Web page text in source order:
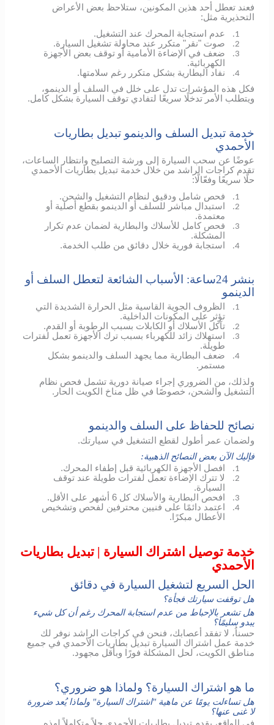
فعند تعطل أحد هذين المكونين، ستلاحظ بعض الأعراض
التحذيرية مثل:
1. عدم استجابة المحرك عند التشغيل.
2. صوت "نقر" متكرر عند محاولة تشغيل السيارة.
3.
ضعف في الإضاءة الأمامية أو توقف بعض الأجهزة
الكهربائية.
4.
نفاد البطارية بشكل متكرر رغم سلامتها.
فكل هذه المؤشرات تدل على خلل في السلف أو الدينمو،
ويتطلب الأمر تدخلًا سريعًا لتفادي توقف السيارة بشكل كامل.
خدمة تبديل السلف والدينمو تبديل بطاريات
الأحمدي
عوضًا عن سحب السيارة إلى ورشة التصليح وانتظار الساعات،
تقدم كراجات الراشد من خلال خدمة تبديل بطاريات الأحمدي
حلًا سريعًا وفعّالًا:
1. فحص شامل ودقيق لنظام التشغيل والشحن.
2.
استبدال مباشر للسلف أو الدينمو بقطع أصلية أو
معتمدة.
3.
فحص كامل للأسلاك والبطارية لضمان عدم تكرار
المشكلة.
4. استجابة فورية خلال دقائق من طلب الخدمة.
بنشر 24ساعة: الأسباب الشائعة لتعطل السلف أو
الدينمو
1.
الظروف الجوية القاسية مثل الحرارة الشديدة التي
تؤثر على المكونات الداخلية.
2. تآكل الأسلاك أو الكابلات بسبب الرطوبة أو القدم.
3.
استهلاك زائد للكهرباء بسبب ترك الأجهزة تعمل لفترات
طويلة.
4.
ضعف البطارية مما يجهد السلف والدينمو بشكل
مستمر.
ولذلك، من الضروري إجراء صيانة دورية تشمل فحص نظام
التشغيل والشحن، خصوصًا في ظل مناخ الكويت الحار.
نصائح للحفاظ على السلف والدينمو
ولضمان عمر أطول لقطع التشغيل في سيارتك.
فإليك الآن بعض النصائح الذهبية:
1. افصل الأجهزة الكهربائية قبل إطفاء المحرك.
2.
لا تترك الإضاءة تعمل لفترات طويلة عند توقف
السيارة.
3. افحص البطارية والأسلاك كل 6 أشهر على الأقل.
4.
اعتمد دائمًا على فنيين محترفين لفحص وتشخيص
الأعطال مبكرًا.
خدمة توصيل اشتراك السيارة | تبديل بطاريات
الأحمدي
الحل السريع لتشغيل السيارة في دقائق
هل توقفت سيارتك فجأة؟
هل تشعر بالإحباط من عدم استجابة المحرك رغم أن كل شيء
يبدو سليمًا؟
حسناُ، لا تفقد أعصابك، فنحن في كراجات الراشد نوفر لك
خدمة عمل اشتراك السيارة تبديل بطاريات الأحمدي في جميع
مناطق الكويت، لحل المشكلة فورًا وبأقل مجهود.
ما هو اشتراك السيارة؟ ولماذا هو ضروري؟
هل تساءلت يومًا عن ماهية "اشتراك السيارة" ولماذا يُعد ضرورة
لا غنى عنها؟
في الواقع، يقدم تبديل بطاريات الأحمدي حلاً متكاملاً لهذه